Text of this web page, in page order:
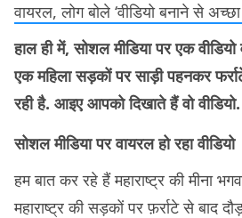
वायरल, लोग बोले ‘वीडियो बनाने से
हाल ही में, सोशल मीडिया पर एक
एक महिला सड़कों पर साड़ी पहनकर
रही है. आइए आपको दिखाते हैं वो वीडियो.
सोशल मीडिया पर वायरल हो रहा वीडियो
हम बात कर रहे हैं महाराष्ट्र की मीना
महाराष्ट्र की सड़कों पर फ़र्राटे से बाद